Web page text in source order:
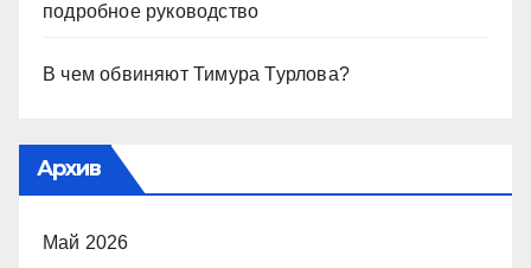
подробное руководство
В чем обвиняют Тимура Турлова?
Архив
Май 2026